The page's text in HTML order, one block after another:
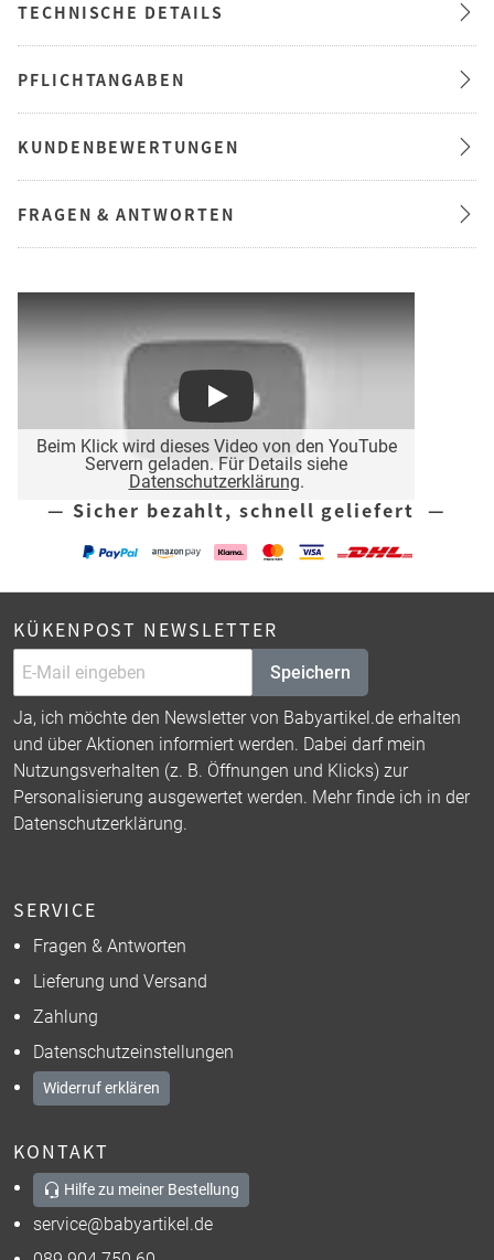
TECHNISCHE DETAILS
PFLICHTANGABEN
KUNDENBEWERTUNGEN
FRAGEN & ANTWORTEN
Beim Klick wird dieses Video von den YouTube
Servern geladen. Für Details siehe
Datenschutzerklärung.
Play
— Sicher bezahlt, schnell geliefert —
KÜKENPOST NEWSLETTER
Speichern
Ja, ich möchte den Newsletter von Babyartikel.de erhalten
und über Aktionen informiert werden. Dabei darf mein
Nutzungsverhalten (z. B. Öffnungen und Klicks) zur
Personalisierung ausgewertet werden. Mehr finde ich in der
Datenschutzerklärung.
SERVICE
Fragen & Antworten
Lieferung und Versand
Zahlung
Datenschutzeinstellungen
Widerruf erklären
KONTAKT
Hilfe zu meiner Bestellung
service@babyartikel.de